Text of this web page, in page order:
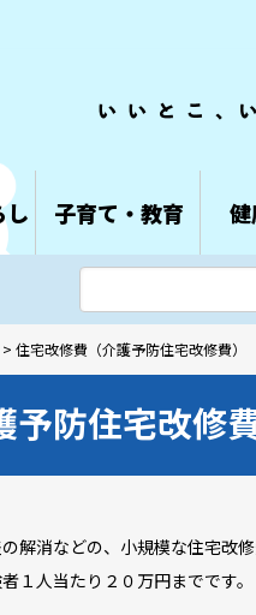
し 子育て・教育
> 住宅改修費（介護予防住宅改修費）
防住宅改修費
解消などの、小規模な住宅改修
１人当たり２０万円までです。